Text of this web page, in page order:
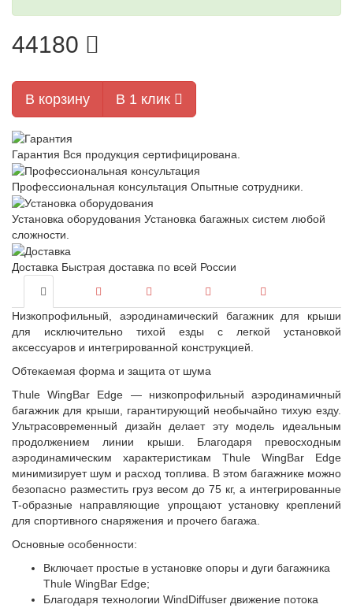
44180
В корзину В 1 клик
Гарантия Вся продукция сертифицирована.
Профессиональная консультация Опытные сотрудники.
Установка оборудования Установка багажных систем любой
сложности.
Доставка Быстрая доставка по всей России
Низкопрофильный, аэродинамический багажник для крыши
для исключительно тихой езды с легкой установкой
аксессуаров и интегрированной конструкцией.
Обтекаемая форма и защита от шума
Thule WingBar Edge — низкопрофильный аэродинамичный
багажник для крыши, гарантирующий необычайно тихую езду.
Ультрасовременный дизайн делает эту модель идеальным
продолжением линии крыши. Благодаря превосходным
аэродинамическим характеристикам Thule WingBar Edge
минимизирует шум и расход топлива. В этом багажнике можно
безопасно разместить груз весом до 75 кг, а интегрированные
T-образные направляющие упрощают установку креплений
для спортивного снаряжения и прочего багажа.
Основные особенности:
Включает простые в установке опоры и дуги багажника
Thule WingBar Edge;
Благодаря технологии WindDiffuser движение потока